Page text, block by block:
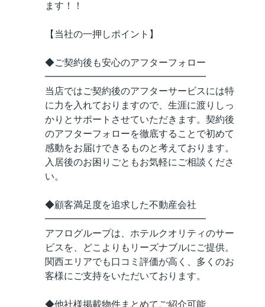
ます！！
【当社の一押しポイント】
◆ご契約後も安心のアフターフォロー
━━━━━━━━━━━━━━━━━
当店ではご契約後のアフターサービスには特
に力を入れておりますので、生涯に渡りしっ
かりとサポートさせていただきます。契約後
のアフターフォローを徹底することで初めて
感動をお届けできるものと考えております。
入居後のお困りごともお気軽にご相談くださ
い。
◆顧客満足度を追求した不動産会社
━━━━━━━━━━━━━━━━━
アフログループは、ホテルクオリティのサー
ビスを、どこよりもリーズナブルにご提供。
関西エリアでも口コミ評価が高く、多くのお
客様にご支持をいただいております。
◆他社様掲載物件まとめてご紹介可能